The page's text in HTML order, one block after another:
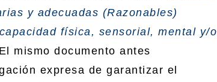
y adecuadas (Razonables)
física, sensorial, mental y/o
El mismo documento antes
expresa de garantizar el